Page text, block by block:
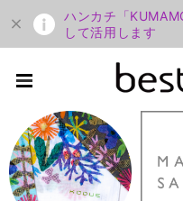
ハンカチ「
して活用します